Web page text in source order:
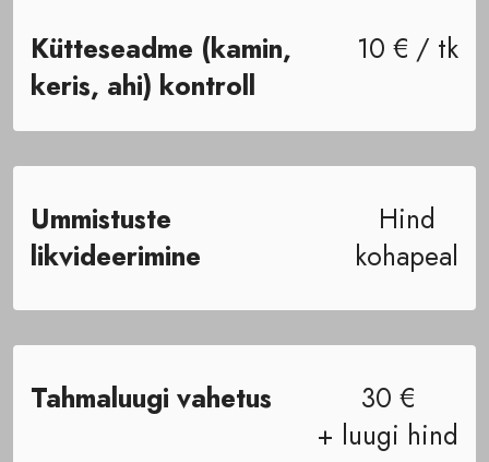
Kütteseadme (kamin,
keris, ahi) kontroll
10 € / tk
Ummistuste
likvideerimine
Hind
kohapeal
Tahmaluugi vahetus
30 €
+ luugi hind